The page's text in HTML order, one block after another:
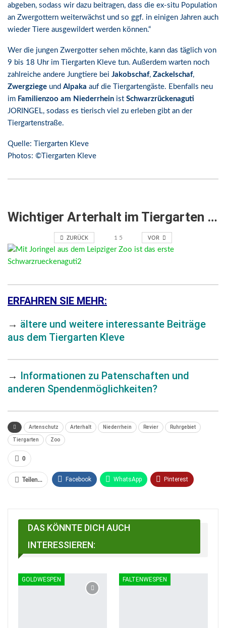
abgeben, sodass wir dazu beitragen, dass die ex-situ Population
an Zwergottern weiterwächst und so ggf. in einigen Jahren auch
wieder Tiere ausgewildert werden können.“
Wer die jungen Zwergotter sehen möchte, kann das täglich von
9 bis 18 Uhr im Tiergarten Kleve tun. Außerdem warten noch
zahlreiche andere Jungtiere bei Jakobschaf, Zackelschaf,
Zwergziege und Alpaka auf die Tiergartengäste. Ebenfalls neu
im Familienzoo am Niederrhein ist Schwarzrückenaguti
JORINGEL, sodass es tierisch viel zu erleben gibt an der
Tiergartenstraße.
Quelle: Tiergarten Kleve
Photos: ©Tiergarten Kleve
Wichtiger Arterhalt im Tiergarten Kleve
ZURÜCK 1 5 VOR
ERFAHREN SIE MEHR:
→ ältere und weitere interessante Beiträge
aus dem Tiergarten Kleve
→ Informationen zu Patenschaften und
anderen Spendenmöglichkeiten?
Artenschutz Arterhalt Niederrhein Revier Ruhrgebiet
Tiergarten Zoo
0
Teilen... Facebook WhatsApp Pinterest
Facebook Messenger
DAS KÖNNTE DICH AUCH
INTERESSIEREN:
GOLDWESPEN FALTENWESPEN